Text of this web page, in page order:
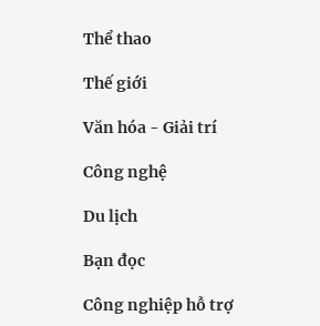
Thể thao
Thế giới
Văn hóa - Giải trí
Công nghệ
Du lịch
Bạn đọc
Công nghiệp hỗ trợ